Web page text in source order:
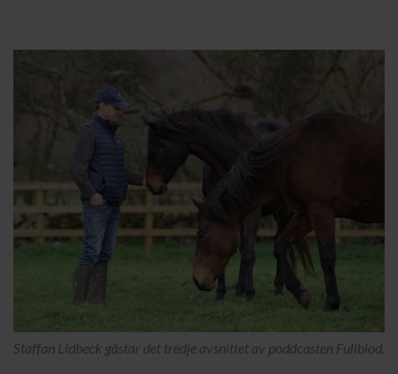
Staffan Lidbeck gästar det tredje avsnittet av poddcasten Fullblod.